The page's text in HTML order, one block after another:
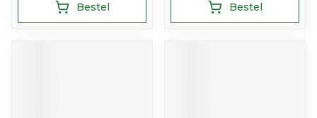
Bestel Bestel